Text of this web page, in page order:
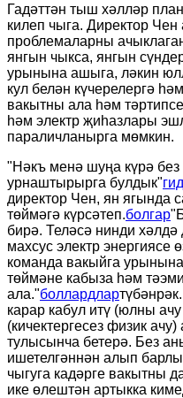
Гадәттән тыш хәлләр
килеп чыга. Директор Чен
проблемаларны
янгын чыкса, янгын
урынына ашыга, ләкин
кул белән күчерелергә
вакытны ала һәм
һәм электр җиһазлары
параличланырга мөмкин.
"Нәкъ менә шуңа күрә без
урнаштырырга булдык"
директор Чен, ян ягында
төймәгә күрсәтеп.болгар
бирә. Теләсә нинди
махсус электр
команда вакыйга
төймәне кабыза һәм
ала."боллардлар
карар кабул итү (юлны
(кичектергесез физик
тулысынча бетерә. Без
ишетелгәннән алып
чыгуга кадәрге вакытны
ике өлештән артыкка